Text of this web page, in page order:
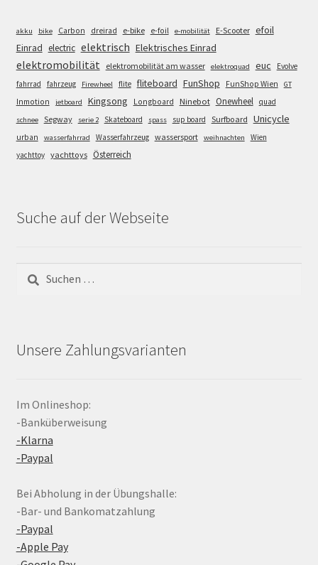
akku bike Carbon dreirad e-bike e-foil e-mobilität E-Scooter efoil
Einrad electric elektrisch Elektrisches Einrad
elektromobilität elektromobilität am wasser elektroquad euc
Evolve
fahrrad
fahrzeug Firewheel flite fliteboard FunShop FunShop Wien GT
Inmotion jetboard Kingsong Longboard Ninebot Onewheel quad
schnee Segway serie 2 Skateboard spass sup board Surfboard Unicycle
urban wasserfahrrad Wasserfahrzeug wassersport weihnachten
Wien
yachttoy yachttoys Österreich
Suche auf der Webseite
Suchen
nach:
Unsere Zahlungsvarianten
Im Onlineshop:
-Banküberweisung
-Klarna
-Paypal
Bei Abholung in der Übungshalle:
-Bar- und Bankomatzahlung
-Paypal
-Apple Pay